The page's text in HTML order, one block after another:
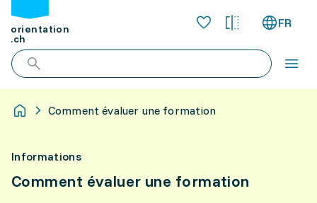
orientation
.ch
FR
Comment évaluer une formation
Informations
Comment évaluer une formation